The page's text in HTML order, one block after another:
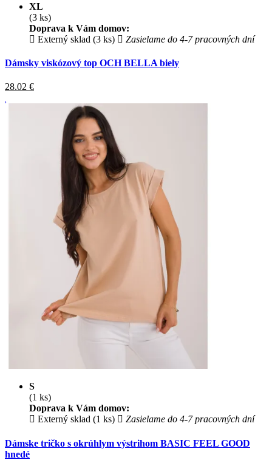
XL
(3 ks)
Doprava k Vám domov:
Externý sklad (3 ks)
Zasielame do 4-7 pracovných dní
Dámsky viskózový top OCH BELLA biely
28.02 €
S
(1 ks)
Doprava k Vám domov:
Externý sklad (1 ks)
Zasielame do 4-7 pracovných dní
Dámske tričko s okrúhlym výstrihom BASIC FEEL GOOD
hnedé